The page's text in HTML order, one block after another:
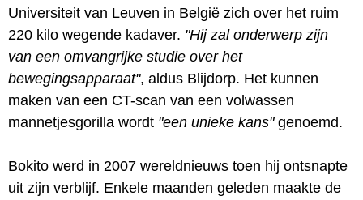
Universiteit van Leuven in België zich over het ruim
220 kilo wegende kadaver. "Hij zal onderwerp zijn
van een omvangrijke studie over het
bewegingsapparaat", aldus Blijdorp. Het kunnen
maken van een CT-scan van een volwassen
mannetjesgorilla wordt "een unieke kans"genoemd.
Bokito werd in 2007 wereldnieuws toen hij ontsnapte
uit zijn verblijf. Enkele maanden geleden maakte de